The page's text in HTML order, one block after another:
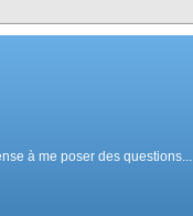
à me poser des questions...